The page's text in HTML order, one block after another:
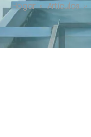
Hogar » Artículos »